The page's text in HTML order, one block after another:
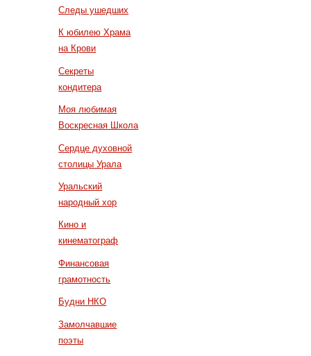
Следы ушедших
К юбилею Храма
на Крови
Секреты
кондитера
Моя любимая
Воскресная Школа
Сердце духовной
столицы Урала
Уральский
народный хор
Кино и
кинематограф
Финансовая
грамотность
Будни НКО
Замолчавшие
поэты